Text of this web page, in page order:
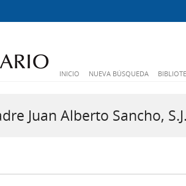
INICIO NUEVA BÚSQUEDA
Juan Alberto Sancho,